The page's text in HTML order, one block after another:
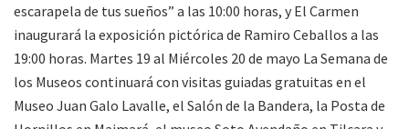
escarapela de tus sueños” a las 10:00 horas, y El Carmen
inaugurará la exposición pictórica de Ramiro Ceballos a las
19:00 horas. Martes 19 al Miércoles 20 de mayo La Semana de
los Museos continuará con visitas guiadas gratuitas en el
Museo Juan Galo Lavalle, el Salón de la Bandera, la Posta de